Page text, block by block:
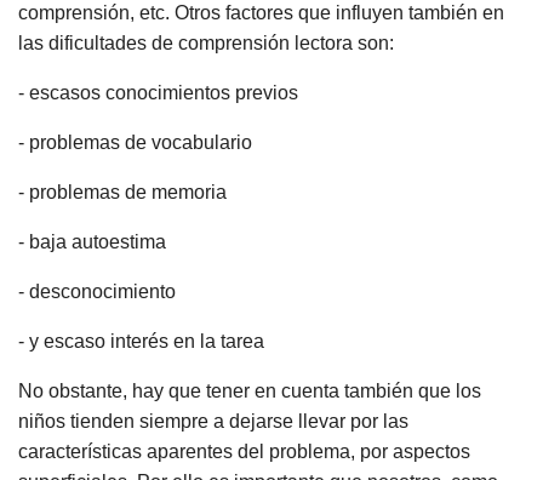
comprensión, etc. Otros factores que influyen también en
las dificultades de comprensión lectora son:
- escasos conocimientos previos
- problemas de vocabulario
- problemas de memoria
- baja autoestima
- desconocimiento
- y escaso interés en la tarea
No obstante, hay que tener en cuenta también que los
niños tienden siempre a dejarse llevar por las
características aparentes del problema, por aspectos